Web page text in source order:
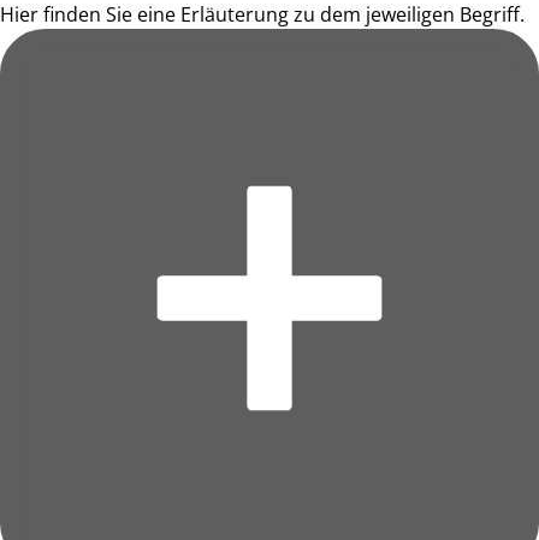
Hier finden Sie eine Erläuterung zu dem jeweiligen Begriff.